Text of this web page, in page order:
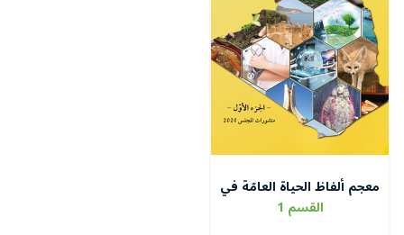
معجم ألفاظ الحياة العامّة في
الجزائر
القسم 1